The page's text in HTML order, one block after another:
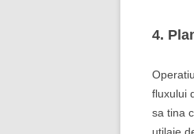
4.
fluxului
sa tina